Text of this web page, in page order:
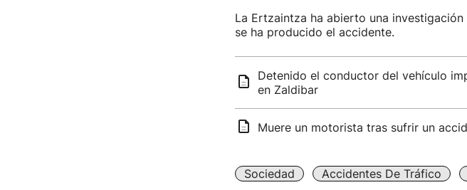
La Ertzaintza ha abierto una
se ha producido el accidente.
Detenido el conductor del vehículo
en Zaldibar
Muere un motorista tras sufrir un
Sociedad Accidentes De Tráfico